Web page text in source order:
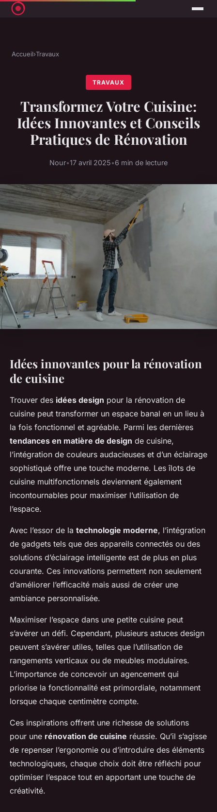
Accueil›Travaux
TRAVAUX
Transformez Votre Cuisine:
Idées Innovantes et Conseils
Pratiques de Rénovation
Nour•17 avril 2025•6 min de lecture
Idées innovantes pour la rénovation
de cuisine
Trouver des idées design pour la rénovation de
cuisine peut transformer un espace banal en un lieu à
la fois fonctionnel et agréable. Parmi les dernières
tendances en matière de design de cuisine,
l’intégration de couleurs audacieuses et d’un éclairage
sophistiqué offre une touche moderne. Les îlots de
cuisine multifonctionnels deviennent également
incontournables pour maximiser l’utilisation de
l’espace.
Avec l’essor de la technologie moderne, l’intégration
de gadgets tels que des appareils connectés ou des
solutions d’éclairage intelligente est de plus en plus
courante. Ces innovations permettent non seulement
d’améliorer l’efficacité mais aussi de créer une
ambiance personnalisée.
Maximiser l’espace dans une petite cuisine peut
s’avérer un défi. Cependant, plusieurs astuces design
peuvent s’avérer utiles, telles que l’utilisation de
rangements verticaux ou de meubles modulaires.
L’importance de concevoir un agencement qui
priorise la fonctionnalité est primordiale, notamment
lorsque chaque centimètre compte.
Ces inspirations offrent une richesse de solutions
pour une rénovation de cuisine réussie. Qu’il s’agisse
de repenser l’ergonomie ou d’introduire des éléments
technologiques, chaque choix doit être réfléchi pour
optimiser l’espace tout en apportant une touche de
créativité.